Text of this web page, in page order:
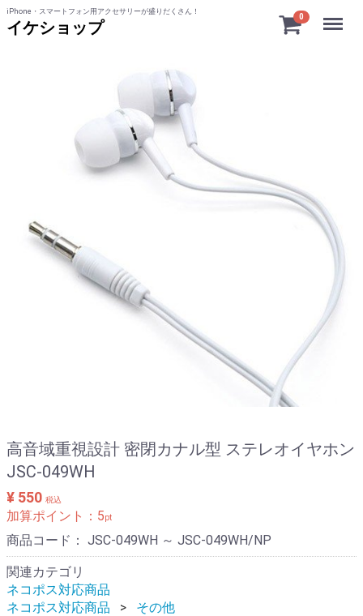
iPhone・スマートフォン用アクセサリーが盛りだくさん！
イケショップ
0 Menu
高音域重視設計 密閉カナル型 ステレオイヤホン
JSC-049WH
¥ 550 税込
加算ポイント： 5pt
商品コード： JSC-049WH ～ JSC-049WH/NP
関連カテゴリ
ネコポス対応商品
ネコポス対応商品
その他